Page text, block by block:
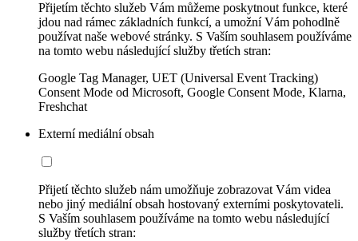
Přijetím těchto služeb Vám můžeme poskytnout funkce, které
jdou nad rámec základních funkcí, a umožní Vám pohodlně
používat naše webové stránky. S Vaším souhlasem používáme
na tomto webu následující služby třetích stran:
Google Tag Manager, UET (Universal Event Tracking)
Consent Mode od Microsoft, Google Consent Mode, Klarna,
Freshchat
Externí mediální obsah
Přijetí těchto služeb nám umožňuje zobrazovat Vám videa
nebo jiný mediální obsah hostovaný externími poskytovateli.
S Vaším souhlasem používáme na tomto webu následující
služby třetích stran: